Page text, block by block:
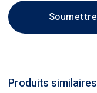
Produits similaires